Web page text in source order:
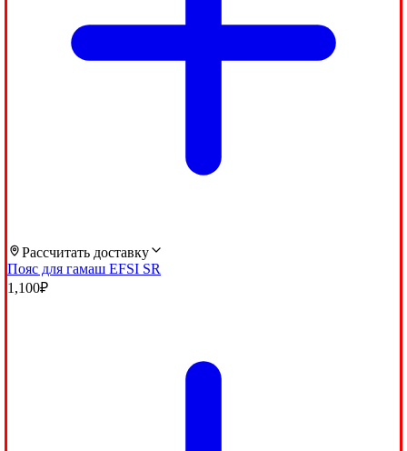
Рассчитать доставку
Пояс для гамаш EFSI SR
1,100₽